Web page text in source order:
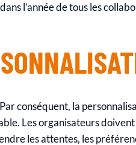
l’année de tous les
conséquent, la
Les organisateurs
les attentes, les